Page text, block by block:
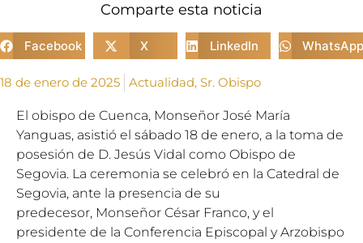
Comparte esta noticia
Facebook X LinkedIn WhatsApp
18 de enero de 2025 Actualidad, Sr. Obispo
El obispo de Cuenca, Monseñor José María
Yanguas, asistió el sábado 18 de enero, a la toma de
posesión de D. Jesús Vidal como Obispo de
Segovia. La ceremonia se celebró en la Catedral de
Segovia, ante la presencia de su
predecesor, Monseñor César Franco, y el
presidente de la Conferencia Episcopal y Arzobispo